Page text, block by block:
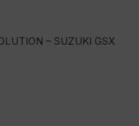
– SUZUKI GSX